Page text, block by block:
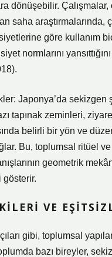
dönüşebilir. Çalışmalar,
saha araştırmalarında,
göre kullanım
normlarını
Japonya’da sekizgen
tapınak zeminleri,
belirli bir yön ve
Bu, toplumsal ritüel
geometrik
gösterir.
VE
gibi, toplumsal
bazı bireyler,